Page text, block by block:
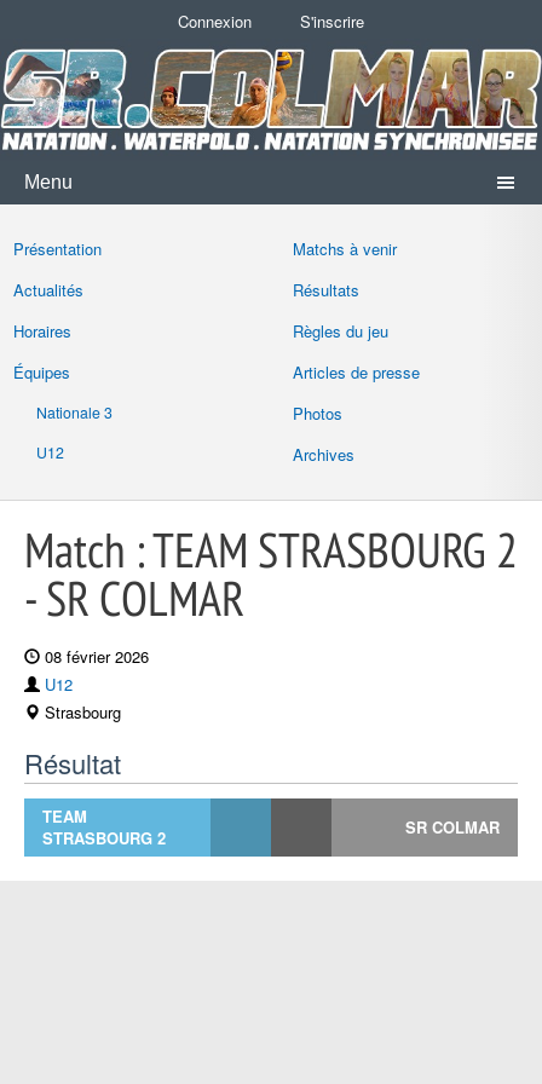
Connexion S'inscrire
Menu
Présentation
Actualités
Horaires
Équipes
Nationale 3
U12
Matchs à venir
Résultats
Règles du jeu
Articles de presse
Photos
Archives
Match : TEAM STRASBOURG 2
- SR COLMAR
08 février 2026
U12
Strasbourg
Résultat
TEAM
STRASBOURG 2
SR COLMAR